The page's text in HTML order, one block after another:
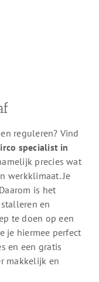
reguleren? Vind
specialist in
precies wat
werkklimaat. Je
is het
en
te doen op een
je hiermee perfect
en een gratis
makkelijk en